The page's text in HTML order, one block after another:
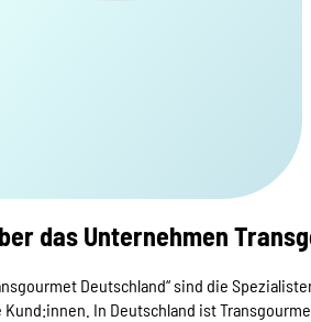
das Unternehmen
Deutschland“ sind die
In Deutschland ist